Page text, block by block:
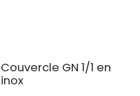
Couvercle GN 1/1 en
inox